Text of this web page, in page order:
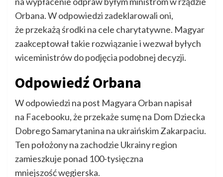
Orbana. W odpowiedzi zadeklarowali oni,
że przekażą środki na cele charytatywne. Magyar
zaakceptował takie rozwiązanie i wezwał byłych
wiceministrów do podjęcia podobnej decyzji.
Odpowiedź Orbana
W odpowiedzi na post Magyara Orban napisał
na Facebooku, że przekaże sumę na Dom Dziecka
Dobrego Samarytanina na ukraińskim Zakarpaciu.
Ten położony na zachodzie Ukrainy region
zamieszkuje ponad 100-tysięczna
mniejszość węgierska.